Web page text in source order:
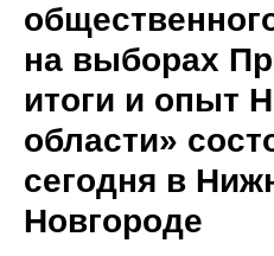
на выборах
итоги и опыт
области»
сегодня в
Новгороде